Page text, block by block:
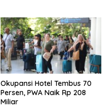
Okupansi Hotel Tembus 70
Persen, PWA Naik Rp 208
Miliar